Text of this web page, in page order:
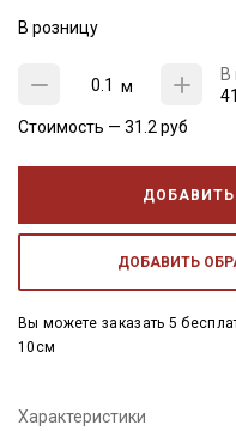
В розницу
м
В
Стоимость — 31.2 руб
ДОБАВИТЬ
Вы можете заказать 5
10см
Характеристики